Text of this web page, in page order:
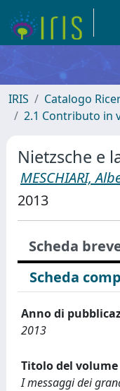
IRIS Catalogo
2.1 Contributo in
Nietzsche e
MESCHIARI,
2013
Scheda
Scheda
Anno di
2013
Titolo del volume
I messaggi dei